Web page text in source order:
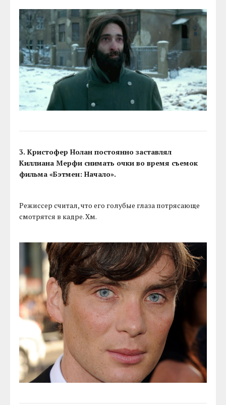
3. Кристофер Нолан постоянно заставлял
Киллиана Мерфи снимать очки во время съемок
фильма «Бэтмен: Начало».
Режиссер считал, что его голубые глаза потрясающе
смотрятся в кадре. Хм.